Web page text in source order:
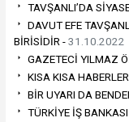
TAVŞANLI’DA
DAVUT EFE
BİRİSİDİR -31.10.2022
GAZETECİ YILMAZ
KISA KISA
BİR UYARI DA
TÜRKİYE İŞ